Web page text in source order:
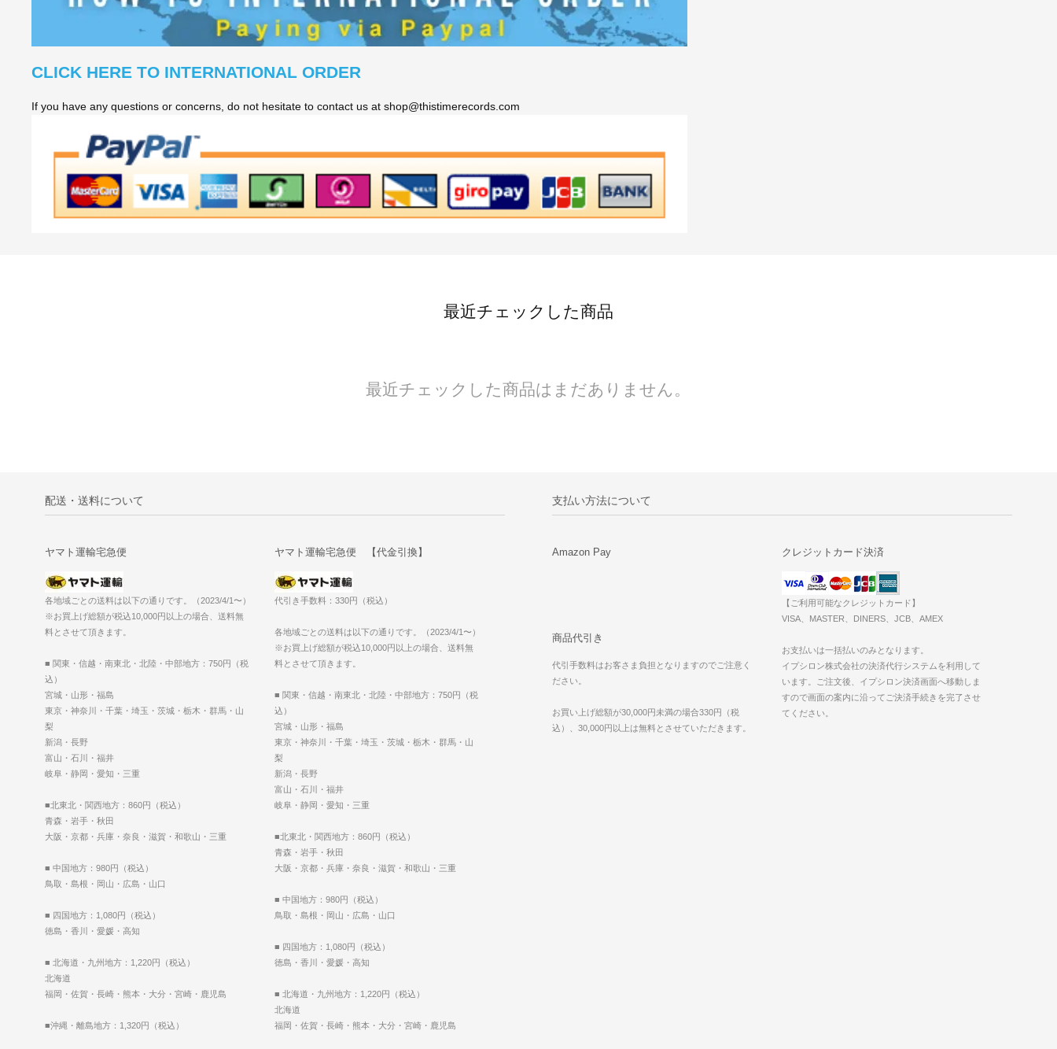
CLICK HERE TO INTERNATIONAL ORDER
If you have any questions or concerns, do not hesitate to contact us at shop@thistimerecords.com
最近チェックした商品
最近チェックした商品はまだありません。
配送・送料について
ヤマト運輸宅急便
各地域ごとの送料は以下の通りです。（2023/4/1〜）
※お買上げ総額が税込10,000円以上の場合、送料無
料とさせて頂きます。
■ 関東・信越・南東北・北陸・中部地方：750円（税
込）
宮城・山形・福島
東京・神奈川・千葉・埼玉・茨城・栃木・群馬・山
梨
新潟・長野
富山・石川・福井
岐阜・静岡・愛知・三重
■北東北・関西地方：860円（税込）
青森・岩手・秋田
大阪・京都・兵庫・奈良・滋賀・和歌山・三重
■ 中国地方：980円（税込）
鳥取・島根・岡山・広島・山口
■ 四国地方：1,080円（税込）
徳島・香川・愛媛・高知
■ 北海道・九州地方：1,220円（税込）
北海道
福岡・佐賀・長崎・熊本・大分・宮崎・鹿児島
■沖縄・離島地方：1,320円（税込）
ヤマト運輸宅急便 【代金引換】
代引き手数料：330円（税込）
各地域ごとの送料は以下の通りです。（2023/4/1〜）
※お買上げ総額が税込10,000円以上の場合、送料無
料とさせて頂きます。
■ 関東・信越・南東北・北陸・中部地方：750円（税
込）
宮城・山形・福島
東京・神奈川・千葉・埼玉・茨城・栃木・群馬・山
梨
新潟・長野
富山・石川・福井
岐阜・静岡・愛知・三重
■北東北・関西地方：860円（税込）
青森・岩手・秋田
大阪・京都・兵庫・奈良・滋賀・和歌山・三重
■ 中国地方：980円（税込）
鳥取・島根・岡山・広島・山口
■ 四国地方：1,080円（税込）
徳島・香川・愛媛・高知
■ 北海道・九州地方：1,220円（税込）
北海道
福岡・佐賀・長崎・熊本・大分・宮崎・鹿児島
支払い方法について
Amazon Pay クレジットカード決済
【ご利用可能なクレジットカード】
VISA、MASTER、DINERS、JCB、AMEX
お支払いは一括払いのみとなります。
イプシロン株式会社の決済代行システムを利用して
います。ご注文後、イプシロン決済画面へ移動しま
すので画面の案内に沿ってご決済手続きを完了させ
てください。
商品代引き
代引手数料はお客さま負担となりますのでご注意く
ださい。
お買い上げ総額が30,000円未満の場合330円（税
込）、30,000円以上は無料とさせていただきます。